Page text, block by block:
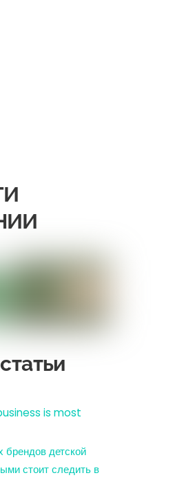
is most
брендов детской
стоит следить в